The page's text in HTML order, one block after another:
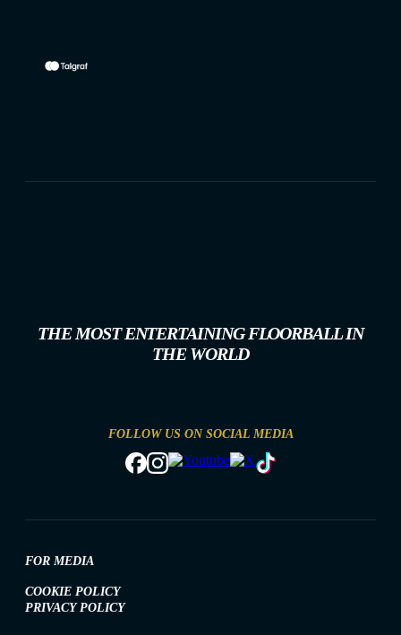
THE MOST ENTERTAINING FLOORBALL IN
THE WORLD
FOLLOW US ON SOCIAL MEDIA
FOR MEDIA
COOKIE POLICY
PRIVACY POLICY